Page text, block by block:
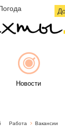
Новости
Работа Вакансии